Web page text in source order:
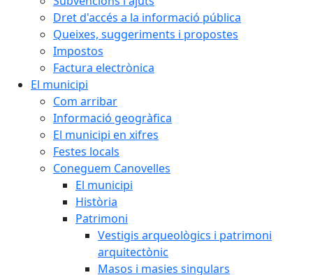
Dret d'accés a la informació pública
Queixes, suggeriments i propostes
Impostos
Factura electrònica
El municipi
Com arribar
Informació geogràfica
El municipi en xifres
Festes locals
Coneguem Canovelles
El municipi
Història
Patrimoni
Vestigis arqueològics i patrimoni
arquitectònic
Masos i masies singulars